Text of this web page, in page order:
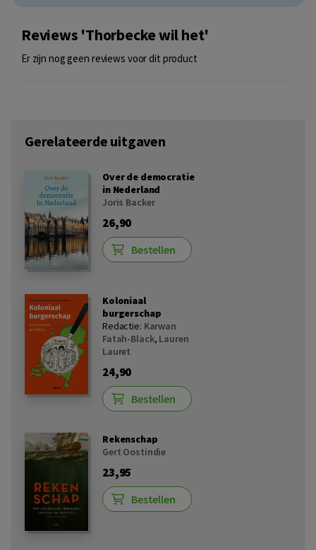
Reviews 'Thorbecke wil het'
Er zijn nog geen reviews voor dit product
Gerelateerde uitgaven
Over de democratie
in Nederland
Joris Backer
26,90
Bestellen
Koloniaal
burgerschap
Redactie: Karwan
Fatah-Black, Lauren
Lauret
24,90
Bestellen
Rekenschap
Gert Oostindie
23,95
Bestellen